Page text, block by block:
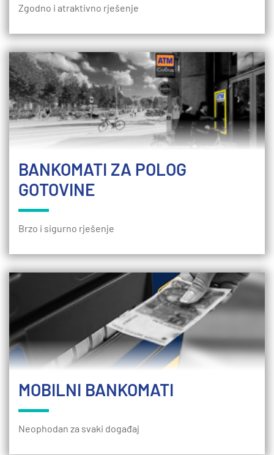
Zgodno i atraktivno rješenje
BANKOMATI ZA POLOG
GOTOVINE
Brzo i sigurno rješenje
MOBILNI BANKOMATI
Neophodan za svaki događaj